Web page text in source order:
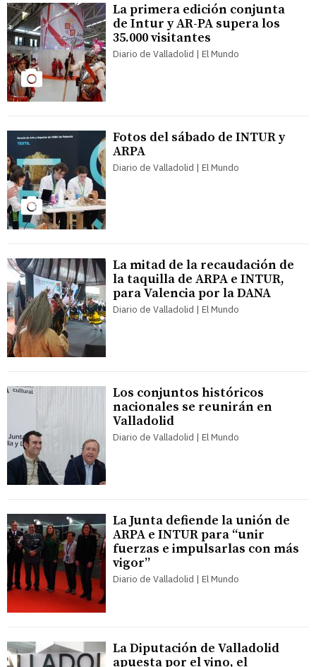
La primera edición conjunta
de Intur y AR-PA supera los
35.000 visitantes
Diario de Valladolid | El Mundo
Fotos del sábado de INTUR y
ARPA
Diario de Valladolid | El Mundo
La mitad de la recaudación de
la taquilla de ARPA e INTUR,
para Valencia por la DANA
Diario de Valladolid | El Mundo
Los conjuntos históricos
nacionales se reunirán en
Valladolid
Diario de Valladolid | El Mundo
La Junta defiende la unión de
ARPA e INTUR para “unir
fuerzas e impulsarlas con más
vigor”
Diario de Valladolid | El Mundo
La Diputación de Valladolid
apuesta por el vino, el